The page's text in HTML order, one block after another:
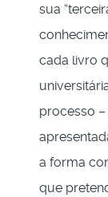
sua
cada livro
processo
a forma
que